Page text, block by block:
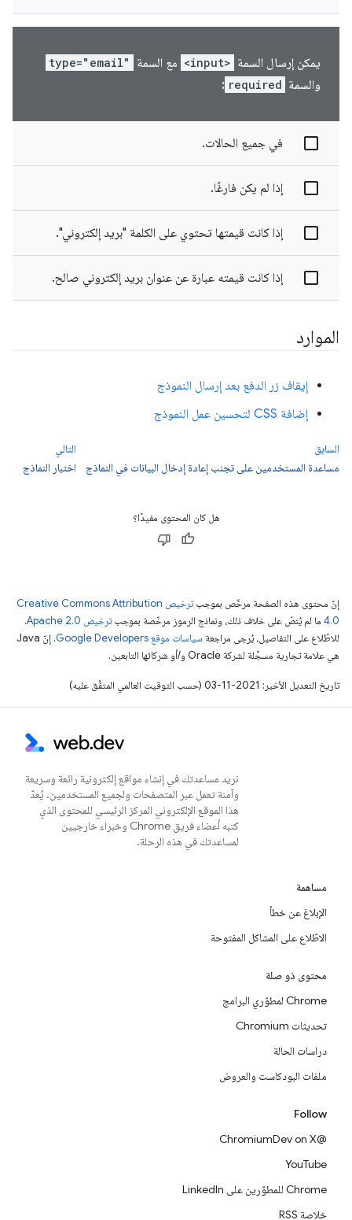
يمكن إرسال السمة <input> مع السمة type="email"
والسمة required
:
في جميع الحالات.
إذا لم يكن فارغًا.
إذا كانت قيمتها تحتوي على الكلمة "بريد إلكتروني".
إذا كانت قيمته عبارة عن عنوان بريد إلكتروني صالح.
الموارد
إيقاف زر الدفع بعد إرسال النموذج
إضافة CSS لتحسين عمل النموذج
السابق
مساعدة المستخدمين على تجنب إعادة إدخال البيانات في النماذج
التالي
اختبار النماذج
هل كان المحتوى مفيدًا؟
إنّ محتوى هذه الصفحة مرخّص بموجب
ترخيص Creative Commons Attribution
4.0‏ ما لم يُنصّ على خلاف ذلك، ونماذج الرموز مرخّصة بموجبترخيص Apache 2.0‏
.
للاطّلاع على التفاصيل، يُرجى مراجعة سياسات موقع Google Developers‏
. إنّ Java
هي علامة تجارية مسجَّلة لشركة Oracle و/أو شركائها التابعين.
تاريخ التعديل الأخير: 2021-11-03 (حسب التوقيت العالمي المتفَّق عليه)
نريد مساعدتك في إنشاء مواقع إلكترونية رائعة وسريعة
وآمنة تعمل عبر المتصفحات ولجميع المستخدمين. يُعدّ
هذا الموقع الإلكتروني المركز الرئيسي للمحتوى الذي
كتبه أعضاء فريق Chrome وخبراء خارجيين
لمساعدتك في هذه الرحلة.
مساهمة
الإبلاغ عن خطأ
الاطّلاع على المشاكل المفتوحة
محتوى ذو صلة
Chrome لمطوّري البرامج
تحديثات Chromium
دراسات الحالة
ملفات البودكاست والعروض
Follow
@ChromiumDev on X
YouTube
Chrome للمطوّرين على LinkedIn
خلاصة RSS